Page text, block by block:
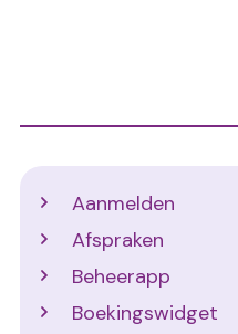
Aanmelden
Afspraken
Beheerapp
Boekingswidget